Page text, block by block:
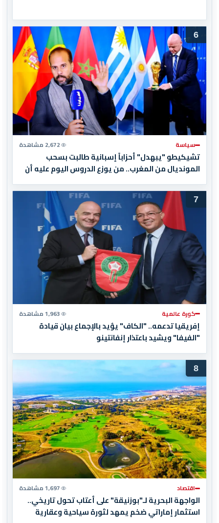
6
سياسة 2,672 مشاهدة
تشيكيطو "يبهدل" أحزاباً إسبانية طالبت بسحب
المونديال من المغرب.. من يوزع الدروس اليوم عليه أن
يبدأ بقراءة تاريخه أولاً
7
كورة عالمية 1,963 مشاهدة
إفريقيا تدعمه.. "الكاف" يؤيد بالإجماع بيان قيادة
"الفيفا" ويشيد باعتذار إنفانتينو
8
اقتصاد 1,697 مشاهدة
الواجهة البحرية لـ"بوزنيقة" على أعتاب تحول تاريخي..
استثمار إماراتي ضخم يمهد لثورة سياحية وعقارية